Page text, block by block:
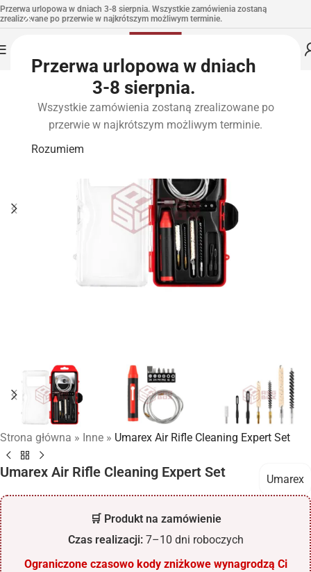
Przerwa urlopowa w dniach
3-8 sierpnia.
Wszystkie zamówienia zostaną zrealizowane po
przerwie w najkrótszym możliwym terminie.
Rozumiem
Przerwa urlopowa w dniach 3-8 sierpnia. Wszystkie zamówienia zostaną
zrealizowane po przerwie w najkrótszym możliwym terminie.
Strona główna » Inne » Umarex Air Rifle Cleaning Expert Set
Umarex Air Rifle Cleaning Expert Set Umarex
🛒 Produkt na zamówienie
Czas realizacji:7–10 dni roboczych
Ograniczone czasowo kody zniżkowe wynagrodzą Ci